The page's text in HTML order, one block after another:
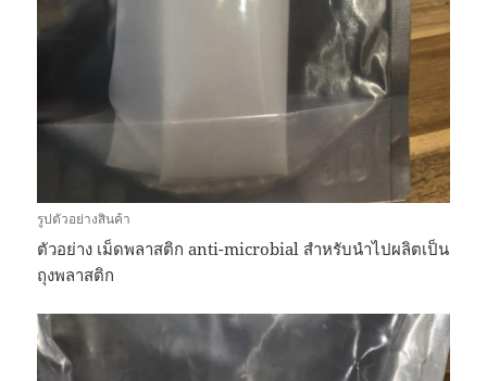
รูปตัวอย่างสินค้า
ตัวอย่าง เม็ดพลาสติก anti-microbial สำหรับนำไปผลิตเป็น
ถุงพลาสติก